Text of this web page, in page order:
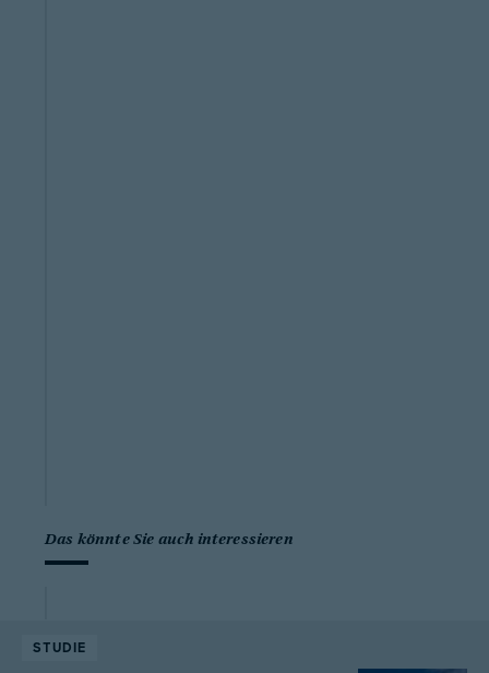
Das könnte Sie auch interessieren
STUDIE